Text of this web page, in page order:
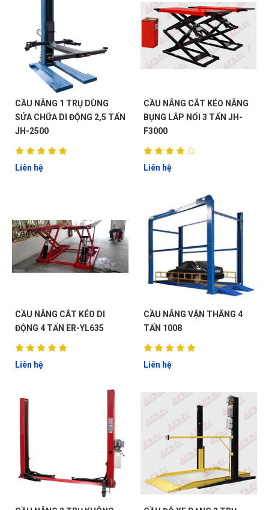
CẦU NÂNG 1 TRỤ DÙNG
SỬA CHỮA DI ĐỘNG 2,5 TẤN
JH-2500
Liên hệ
CẦU NÂNG CẮT KÉO NÂNG
BỤNG LẮP NỔI 3 TẤN JH-
F3000
Liên hệ
CẦU NÂNG CẮT KÉO DI
ĐỘNG 4 TẤN ER-YL635
Liên hệ
CẦU NÂNG VẬN THĂNG 4
TẤN 1008
Liên hệ